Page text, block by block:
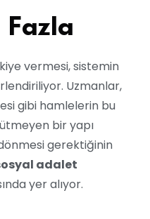
vermesi, sistemin
Uzmanlar,
gibi hamlelerin bu
bir yapı
gerektiğinin
adalet
yer alıyor.